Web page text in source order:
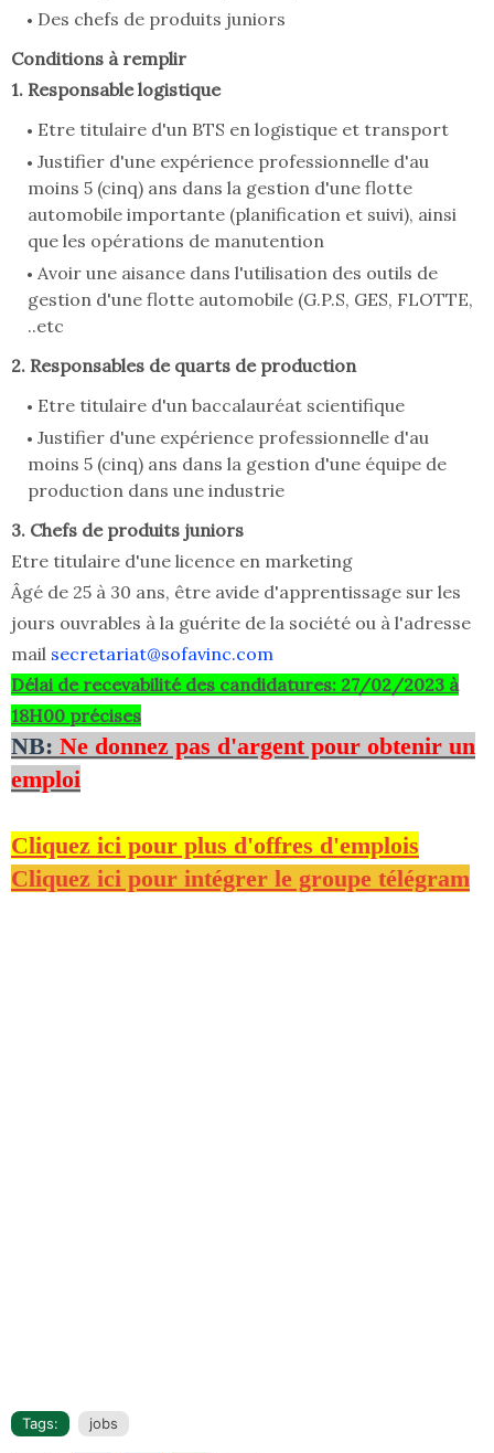
Des chefs de produits juniors
Conditions à remplir
1. Responsable logistique
Etre titulaire d'un BTS en logistique et transport
Justifier d'une expérience professionnelle d'au
moins 5 (cinq) ans dans la gestion d'une flotte
automobile importante (planification et suivi), ainsi
que les opérations de manutention
Avoir une aisance dans l'utilisation des outils de
gestion d'une flotte automobile (G.P.S, GES, FLOTTE,
..etc
2. Responsables de quarts de production
Etre titulaire d'un baccalauréat scientifique
Justifier d'une expérience professionnelle d'au
moins 5 (cinq) ans dans la gestion d'une équipe de
production dans une industrie
3. Chefs de produits juniors
Etre titulaire d'une licence en marketing
Âgé de 25 à 30 ans, être avide d'apprentissage sur les
jours ouvrables à la guérite de la société ou à l'adresse
mail secretariat@sofavinc.com
Délai de recevabilité des candidatures: 27/02/2023 à
18H00 précises
NB: Ne donnez pas d'argent pour obtenir un
emploi
Cliquez ici pour plus d'offres d'emplois
Cliquez ici pour intégrer le groupe télégram
Tags: jobs